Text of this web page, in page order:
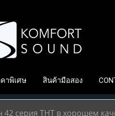
าพิเศษ สินค้ามือสอง
серия ТНТ в хорошем